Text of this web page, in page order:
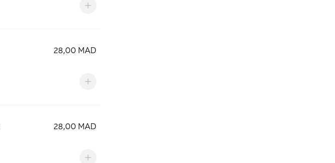
28,00 MAD
28,00 MAD